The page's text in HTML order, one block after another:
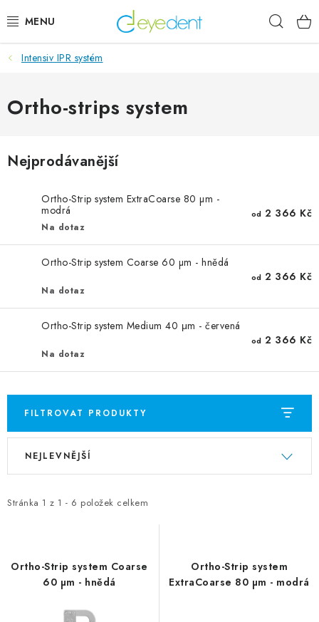
na
E-SHOP
IMPLANTÁTY GLOBAL D
AKTUALITY
Obchodní podmínky
Podmínky ochrany osobních údajů
Kontaktní formulář
Intensiv IPR systém
Ortho-strips system
Nejprodávanější
Ortho-Strip system ExtraCoarse 80 µm -
modrá
Na dotaz
od 2 366 Kč
Ortho-Strip system Coarse 60 µm - hnědá
Na dotaz
od 2 366 Kč
Ortho-Strip system Medium 40 μm - červená
Na dotaz
od 2 366 Kč
FILTROVAT PRODUKTY
V
i
r
Stránka 1 z 1 - 6 položek celkem
Ř
e
p
NEJLEVNĚJŠÍ
Ortho-Strip system Coarse
60 µm - hnědá
Ortho-Strip system
ExtraCoarse 80 µm - modrá